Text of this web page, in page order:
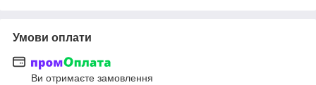
Умови оплати
Ви отримаєте замовлення